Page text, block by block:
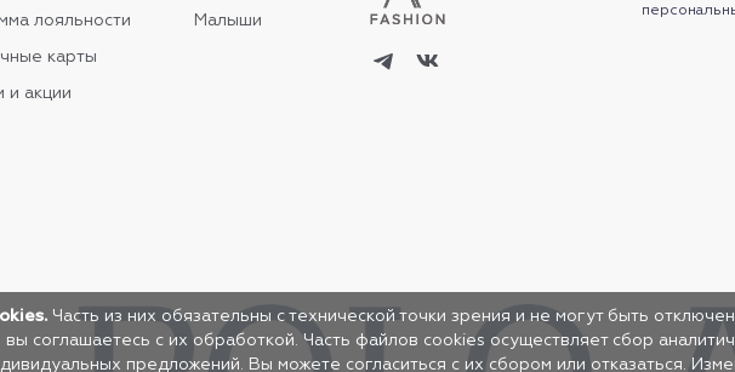
лояльности
карты
и акции
Малыши
Часть из них обязательны с технической точки зрения и не могут быть
соглашаетесь с их обработкой. Часть файлов cookies осуществляет сбор
предложений. Вы можете согласиться с их сбором или отказаться.